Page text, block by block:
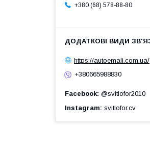
+380 (68) 578-88-80
https://autoemali.com.ua/
+380665988830
Facebook @svitlofor2010
Instagram svitlofor.cv